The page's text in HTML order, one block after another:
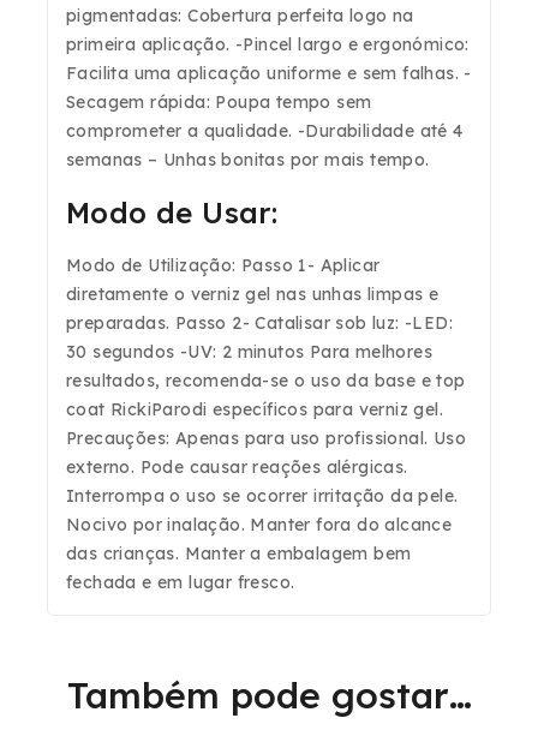
pigmentadas: Cobertura perfeita logo na
primeira aplicação. -Pincel largo e ergonómico:
Facilita uma aplicação uniforme e sem falhas. -
Secagem rápida: Poupa tempo sem
comprometer a qualidade. -Durabilidade até 4
semanas – Unhas bonitas por mais tempo.
Modo de Usar:
Modo de Utilização: Passo 1- Aplicar
diretamente o verniz gel nas unhas limpas e
preparadas. Passo 2- Catalisar sob luz: -LED:
30 segundos -UV: 2 minutos Para melhores
resultados, recomenda-se o uso da base e top
coat RickiParodi específicos para verniz gel.
Precauções: Apenas para uso profissional. Uso
externo. Pode causar reações alérgicas.
Interrompa o uso se ocorrer irritação da pele.
Nocivo por inalação. Manter fora do alcance
das crianças. Manter a embalagem bem
fechada e em lugar fresco.
Também pode gostar…